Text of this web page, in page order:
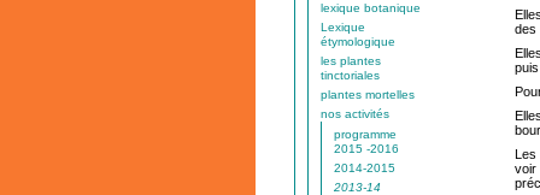
lexique botanique
Lexique
étymologique
les plantes
tinctoriales
plantes mortelles
nos activités
programme
2015 -2016
2014-2015
2013-14
des
Les